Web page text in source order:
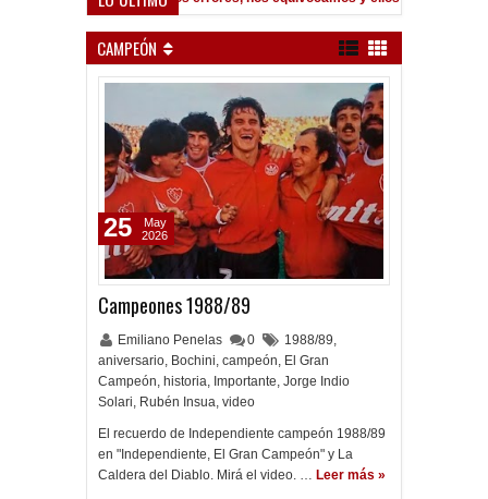
CAMPEÓN
Campeones 1988/89
Emiliano Penelas 0 1988/89,
aniversario, Bochini, campeón, El Gran
Campeón, historia, Importante, Jorge Indio
Solari, Rubén Insua, video
El recuerdo de Independiente campeón 1988/89
en "Independiente, El Gran Campeón" y La
Caldera del Diablo. Mirá el video. … Leer más »
25
May
2026